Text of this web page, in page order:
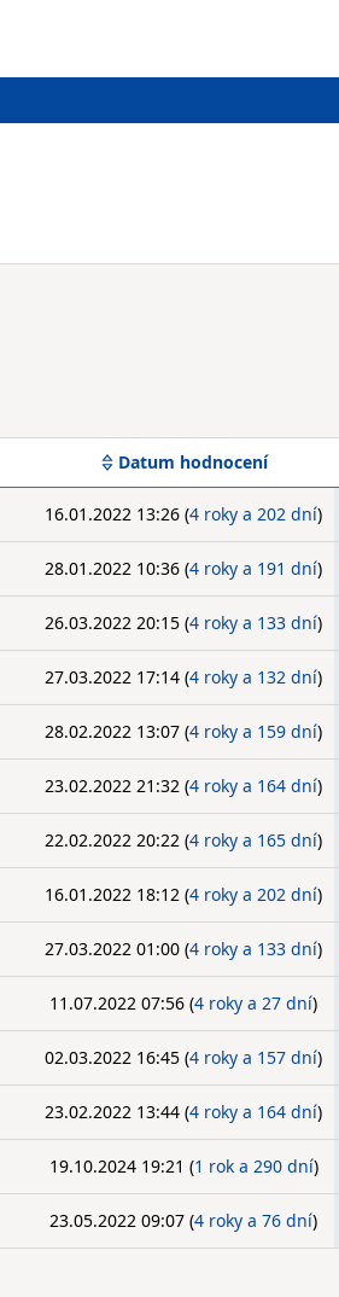
Datum hodnocení
16.01.2022 13:26 (4 roky a 202 dní)
28.01.2022 10:36 (4 roky a 191 dní)
26.03.2022 20:15 (4 roky a 133 dní)
27.03.2022 17:14 (4 roky a 132 dní)
28.02.2022 13:07 (4 roky a 159 dní)
23.02.2022 21:32 (4 roky a 164 dní)
22.02.2022 20:22 (4 roky a 165 dní)
16.01.2022 18:12 (4 roky a 202 dní)
27.03.2022 01:00 (4 roky a 133 dní)
11.07.2022 07:56 (4 roky a 27 dní)
02.03.2022 16:45 (4 roky a 157 dní)
23.02.2022 13:44 (4 roky a 164 dní)
19.10.2024 19:21 (1 rok a 290 dní)
23.05.2022 09:07 (4 roky a 76 dní)